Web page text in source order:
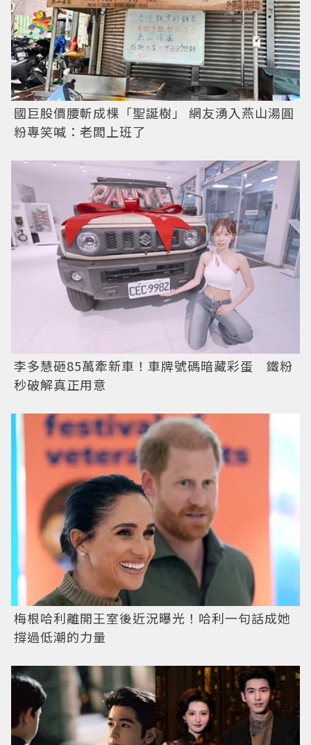
國巨股價腰斬成棵「聖誕樹」 網友湧入燕山湯圓
粉專笑喊：老闆上班了
李多慧砸85萬牽新車！車牌號碼暗藏彩蛋 鐵粉
秒破解真正用意
梅根哈利離開王室後近況曝光！哈利一句話成她
撐過低潮的力量